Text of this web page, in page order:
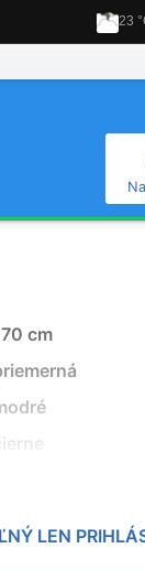
cm
LEN